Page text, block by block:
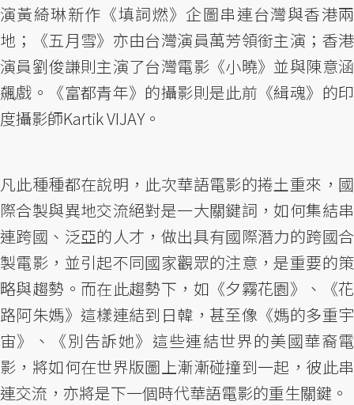
演黃綺琳新作《填詞燃》企圖串連台灣與香港兩
地；《五月雪》亦由台灣演員萬芳領銜主演；香港
演員劉俊謙則主演了台灣電影《小曉》並與陳意涵
飆戲。《富都青年》的攝影則是此前《緝魂》的印
度攝影師Kartik VIJAY。
凡此種種都在說明，此次華語電影的捲土重來，國
際合製與異地交流絕對是一大關鍵詞，如何集結串
連跨國、泛亞的人才，做出具有國際潛力的跨國合
製電影，並引起不同國家觀眾的注意，是重要的策
略與趨勢。而在此趨勢下，如《夕霧花園》、《花
路阿朱媽》這樣連結到日韓，甚至像《媽的多重宇
宙》、《別告訴她》這些連結世界的美國華裔電
影，將如何在世界版圖上漸漸碰撞到一起，彼此串
連交流，亦將是下一個時代華語電影的重生關鍵。